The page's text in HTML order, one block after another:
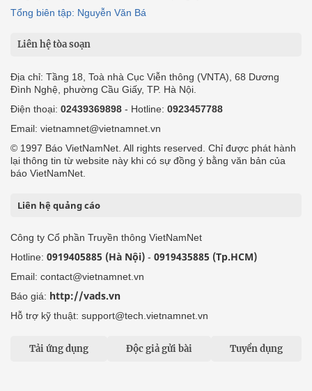
Tổng biên tập: Nguyễn Văn Bá
Liên hệ tòa soạn
Địa chỉ: Tầng 18, Toà nhà Cục Viễn thông (VNTA), 68 Dương
Đình Nghệ, phường Cầu Giấy, TP. Hà Nội.
Điện thoại: 02439369898 - Hotline: 0923457788
Email: vietnamnet@vietnamnet.vn
© 1997 Báo VietNamNet. All rights reserved. Chỉ được phát hành
lại thông tin từ website này khi có sự đồng ý bằng văn bản của
báo VietNamNet.
Liên hệ quảng cáo
Công ty Cổ phần Truyền thông VietNamNet
Hotline: 0919405885 (Hà Nội) - 0919435885 (Tp.HCM)
Email: contact@vietnamnet.vn
Báo giá: http://vads.vn
Hỗ trợ kỹ thuật: support@tech.vietnamnet.vn
Tải ứng dụng Độc giả gửi bài Tuyển dụng